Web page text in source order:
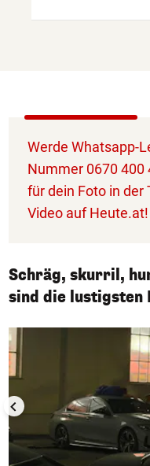
Werde Whatsapp-
Nummer 0670 400
für dein Foto in der
Video auf Heute.at!
Schräg, skurril,
sind die lustigsten
1/50